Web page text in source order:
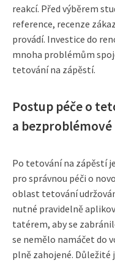
reakcí. Před výběrem
reference, recenze
provádí. Investice do
mnoha problémům
tetování na zápěstí.
Postup péče o
a
Po tetování na zápěstí
pro správnou péči o
oblast tetování
nutné pravidelně
tatérem, aby se
se nemělo namáčet do
plně zahojené. Důležité